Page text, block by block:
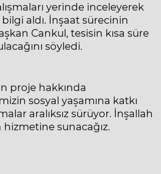
yerinde inceleyerek
aldı. İnşaat sürecinin
Cankul, tesisin kısa süre
söyledi.
proje hakkında
sosyal yaşamına katkı
aralıksız sürüyor. İnşallah
hizmetine sunacağız.